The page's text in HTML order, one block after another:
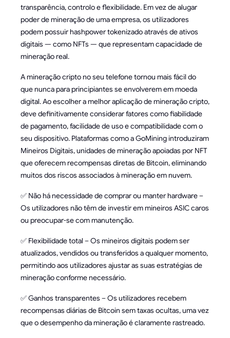
transparência, controlo e flexibilidade. Em vez de alugar
poder de mineração de uma empresa, os utilizadores
podem possuir hashpower tokenizado através de ativos
digitais — como NFTs — que representam capacidade de
mineração real.
A mineração cripto no seu telefone tornou mais fácil do
que nunca para principiantes se envolverem em moeda
digital. Ao escolher a melhor aplicação de mineração cripto,
deve definitivamente considerar fatores como fiabilidade
de pagamento, facilidade de uso e compatibilidade com o
seu dispositivo. Plataformas como a GoMining introduziram
Mineiros Digitais, unidades de mineração apoiadas por NFT
que oferecem recompensas diretas de Bitcoin, eliminando
muitos dos riscos associados à mineração em nuvem.
✅ Não há necessidade de comprar ou manter hardware –
Os utilizadores não têm de investir em mineiros ASIC caros
ou preocupar-se com manutenção.
✅ Flexibilidade total – Os mineiros digitais podem ser
atualizados, vendidos ou transferidos a qualquer momento,
permitindo aos utilizadores ajustar as suas estratégias de
mineração conforme necessário.
✅ Ganhos transparentes – Os utilizadores recebem
recompensas diárias de Bitcoin sem taxas ocultas, uma vez
que o desempenho da mineração é claramente rastreado.